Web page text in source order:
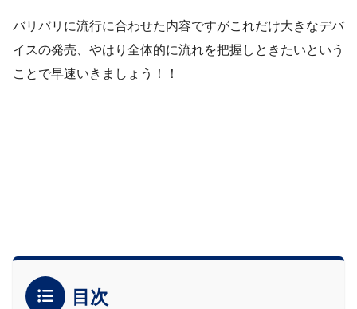
バリバリに流行に合わせた内容ですがこれだけ大きなデバ
イスの発売、やはり全体的に流れを把握しときたいという
ことで早速いきましょう！！
目次